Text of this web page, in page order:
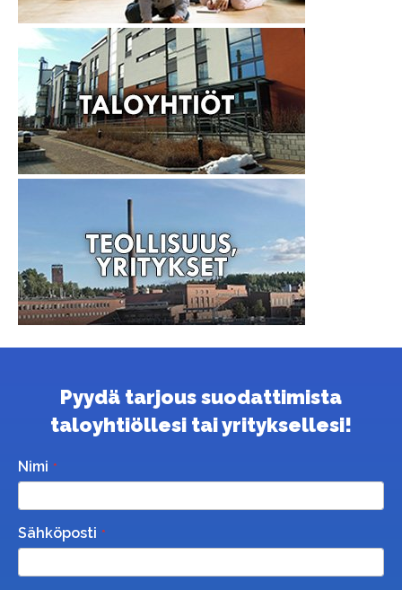
Pyydä tarjous suodattimista
taloyhtiöllesi tai yrityksellesi!
Nimi
Sähköposti